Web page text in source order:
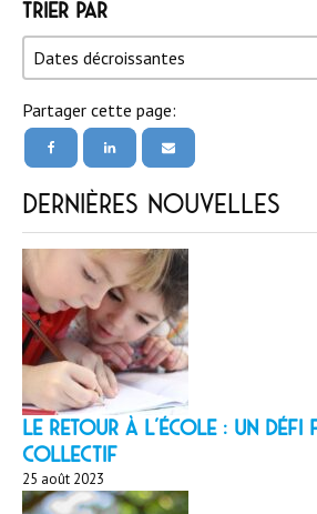
Trier par
Trier par
Trier par
Dates décroissantes
Trier par
Partager cette page:
Dernières nouvelles
LE RETOUR À L’ÉCOLE : un
collectif
25 août 2023